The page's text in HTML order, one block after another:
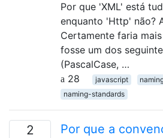
Por que 'XML' está
enquanto 'Http' não?
Certamente faria
fosse um dos
(PascalCase, …
28
javascript
naming-standards
2
Por que a